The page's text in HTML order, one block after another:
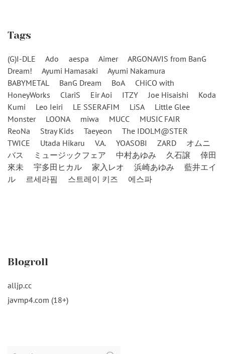
Tags
(G)I-DLE Ado aespa Aimer
ARGONAVIS from BanG
Dream!
Ayumi Hamasaki
Ayumi Nakamura
BABYMETAL
BanG Dream BoA
CHiCO with
HoneyWorks
ClariS Eir Aoi ITZY Joe Hisaishi
Koda
Kumi
Leo Ieiri LE SSERAFIM LiSA
Little Glee
Monster
LOONA miwa MUCC
MUSIC FAIR
ReoNa
Stray Kids Taeyeon
The IDOLM@STER
TWICE
Utada Hikaru V.A. YOASOBI ZARD
オムニ
バス
ミュージックフェア 中村あゆみ 久石譲
倖田
來未
宇多田ヒカル 家入レオ 浜崎あゆみ
藍井エイ
ル
르세라핌 스트레이 키즈 에스파
Blogroll
alljp.cc
javmp4.com (18+)
Search